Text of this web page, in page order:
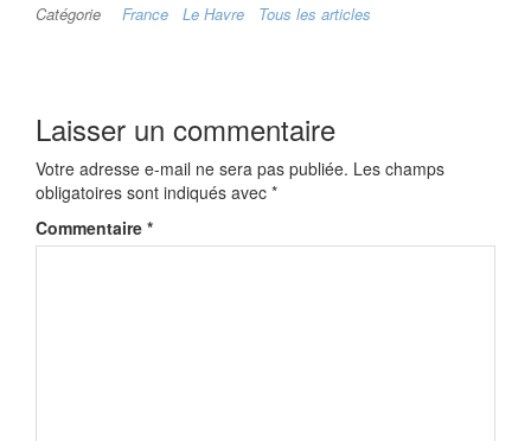
Catégorie France Le Havre Tous les articles
Laisser un commentaire
Votre adresse e-mail ne sera pas publiée. Les champs
obligatoires sont indiqués avec *
Commentaire *